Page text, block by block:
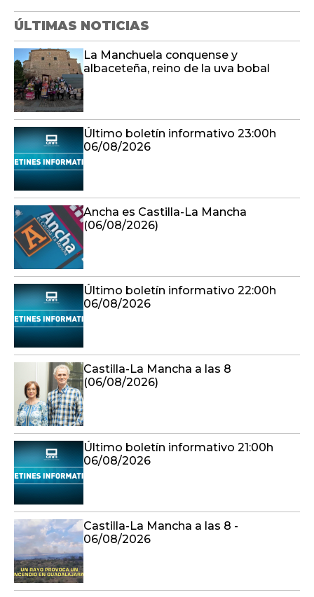
ÚLTIMAS NOTICIAS
La Manchuela conquense y
albaceteña, reino de la uva bobal
Último boletín informativo 23:00h
06/08/2026
Ancha es Castilla-La Mancha
(06/08/2026)
Último boletín informativo 22:00h
06/08/2026
Castilla-La Mancha a las 8
(06/08/2026)
Último boletín informativo 21:00h
06/08/2026
Castilla-La Mancha a las 8 -
06/08/2026